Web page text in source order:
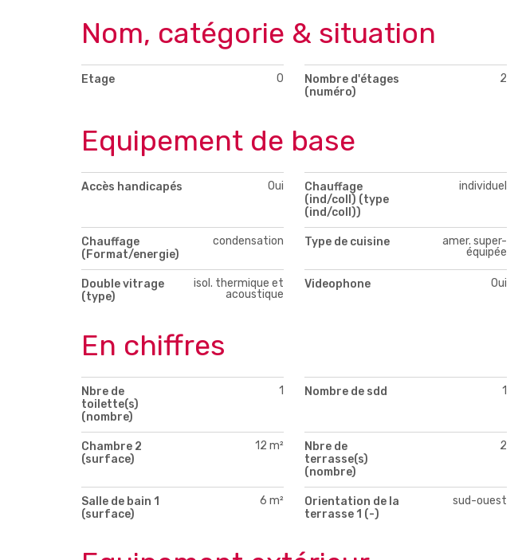
Nom, catégorie & situation
Etage 0
Nombre d'étages
(numéro)
2
Equipement de base
Accès handicapés Oui
Chauffage
(ind/coll) (type
(ind/coll))
individuel
Chauffage
(Format/energie)
condensation Type de cuisine
amer. super-
équipée
Double vitrage
(type)
isol. thermique et
acoustique
Videophone Oui
En chiffres
Nbre de
toilette(s)
(nombre)
1 Nombre de sdd 1
Chambre 2
(surface)
12 m²
Nbre de
terrasse(s)
(nombre)
2
Salle de bain 1
(surface)
6 m²
Orientation de la
terrasse 1 (-)
sud-ouest